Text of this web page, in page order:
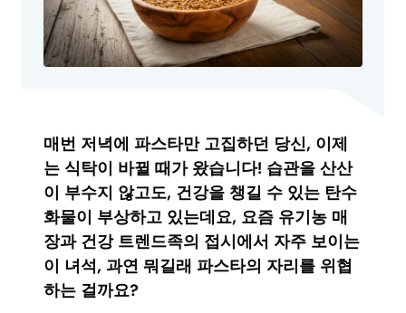
매번 저녁에 파스타만 고집하던 당신, 이제
는 식탁이 바뀔 때가 왔습니다! 습관을 산산
이 부수지 않고도, 건강을 챙길 수 있는 탄수
화물이 부상하고 있는데요, 요즘 유기농 매
장과 건강 트렌드족의 접시에서 자주 보이는
이 녀석, 과연 뭐길래 파스타의 자리를 위협
하는 걸까요?